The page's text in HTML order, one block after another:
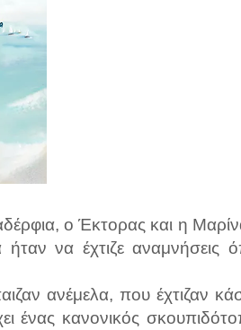
ο Έκτορας και η
να έχτιζε αναμνήσεις
ανέμελα, που έχτιζαν
κανονικός